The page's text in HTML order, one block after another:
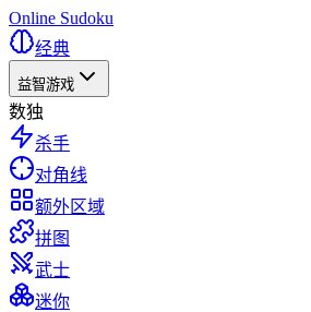
Online Sudoku
经典
益智游戏
数独
杀手
对角线
额外区域
拼图
武士
迷你